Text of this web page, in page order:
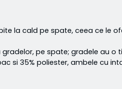
la cald pe spate, ceea ce le
pe spate; gradele au o
si 35% poliester, ambele cu